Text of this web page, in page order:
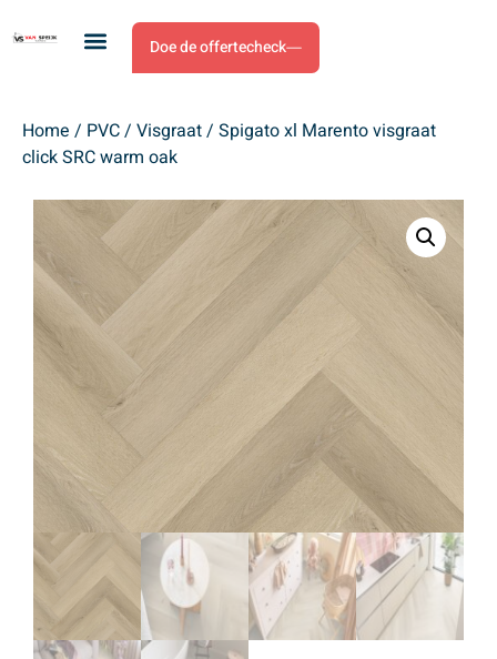
Doe de offertecheck
Home / PVC/ Visgraat/ Spigato xl Marento visgraat
click SRC warm oak